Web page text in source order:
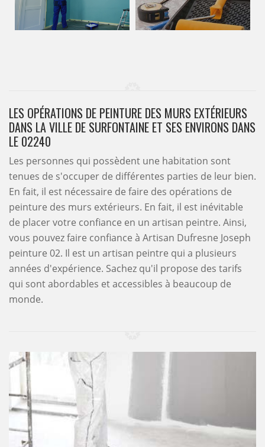
LES OPÉRATIONS DE PEINTURE DES MURS EXTÉRIEURS
DANS LA VILLE DE SURFONTAINE ET SES ENVIRONS DANS
LE 02240
Les personnes qui possèdent une habitation sont
tenues de s'occuper de différentes parties de leur bien.
En fait, il est nécessaire de faire des opérations de
peinture des murs extérieurs. En fait, il est inévitable
de placer votre confiance en un artisan peintre. Ainsi,
vous pouvez faire confiance à Artisan Dufresne Joseph
peinture 02. Il est un artisan peintre qui a plusieurs
années d'expérience. Sachez qu'il propose des tarifs
qui sont abordables et accessibles à beaucoup de
monde.